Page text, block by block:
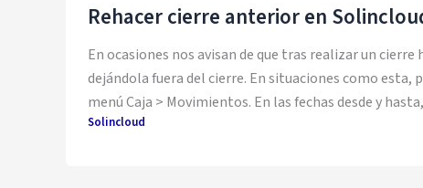
Rehacer cierre anterior en
En ocasiones nos avisan de que tras realizar un
dejándola fuera del cierre. En situaciones como esta,
menú Caja > Movimientos. En las fechas desde y
Solincloud